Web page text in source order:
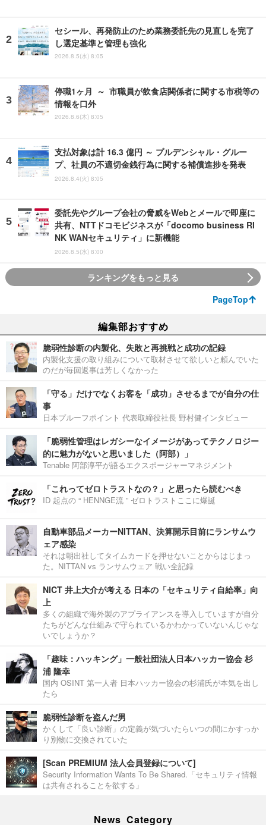
セシール、再発防止のため業務委託先の見直しを完了
し選定基準と管理も強化
2026.8.5(水) 8:05
停職1ヶ月 ～ 市職員が飲食店関係者に関する市税等の
情報を口外
2026.8.6(木) 8:05
支払対象は計 16.3 億円 ～ プルデンシャル・グルー
プ、社員の不適切金銭行為に関する補償進捗を発表
2026.8.4(火) 8:05
委託先やグループ会社の脅威をWebとメールで即座に
共有、NTTドコモビジネスが「docomo business RI
NK WANセキュリティ」に新機能
2026.8.5(水) 8:00
ランキングをもっと見る
PageTop
編集部おすすめ
脆弱性診断の内製化、失敗と再挑戦と成功の記録
内製化支援の取り組みについて取材させて欲しいと頼んでいた
のだが毎回返事は芳しくなかった
「守る」だけでなくお客を「成功」させるまでが自分の仕
事
日本プルーフポイント 代表取締役社長 野村健インタビュー
「脆弱性管理はレガシーなイメージがあってテクノロジー
的に魅力がないと思いました（阿部）」
Tenable 阿部淳平が語るエクスポージャーマネジメント
「これってゼロトラストなの？」と思ったら読むべき
ID 起点の “ HENNGE流 ” ゼロトラストここに爆誕
自動車部品メーカーNITTAN、決算開示目前にランサムウ
ェア感染
それは朝出社してタイムカードを押せないことからはじまっ
た。NITTAN vs ランサムウェア 戦い全記録
NICT 井上大介が考える 日本の「セキュリティ自給率」向
上
多くの組織で海外製のアプライアンスを導入していますが自分
たちがどんな仕組みで守られているかわかっていないんじゃな
いでしょうか？
「趣味：ハッキング」一般社団法人日本ハッカー協会 杉
浦 隆幸
国内 OSINT 第一人者 日本ハッカー協会の杉浦氏が本気を出し
たら
脆弱性診断を盗んだ男
かくして「良い診断」の定義が気づいたらいつの間にかすっか
り別物に交換されていた
[Scan PREMIUM 法人会員登録について]
Security Information Wants To Be Shared.「セキュリティ情報
は共有されることを欲する」
News Category